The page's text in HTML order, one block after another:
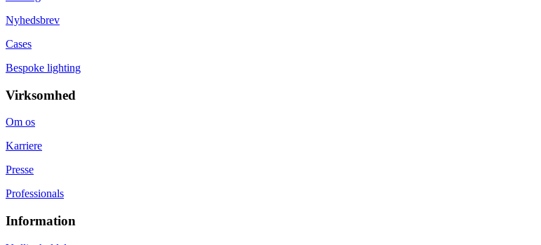
Nyhedsbrev
Cases
Bespoke lighting
Virksomhed
Om os
Karriere
Presse
Professionals
Information